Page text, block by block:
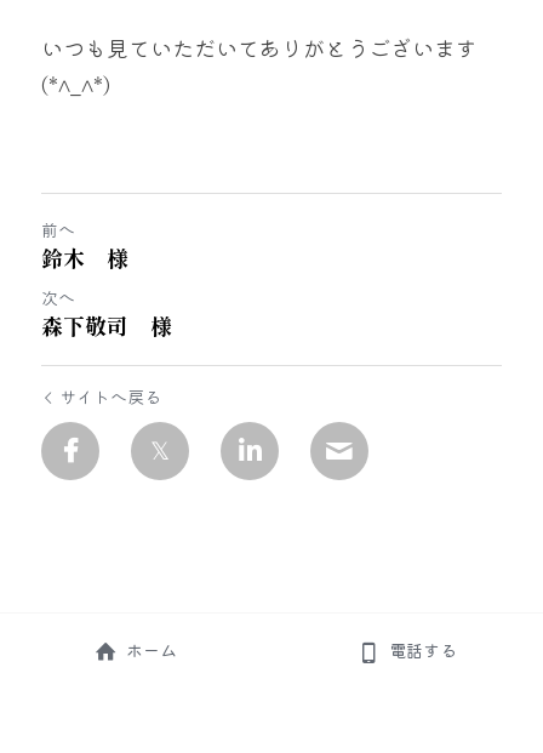
いつも見ていただいてありがとうございます
(*^_^*)
前へ
鈴木 様
次へ
森下敬司 様
サイトへ戻る
ホーム 電話する